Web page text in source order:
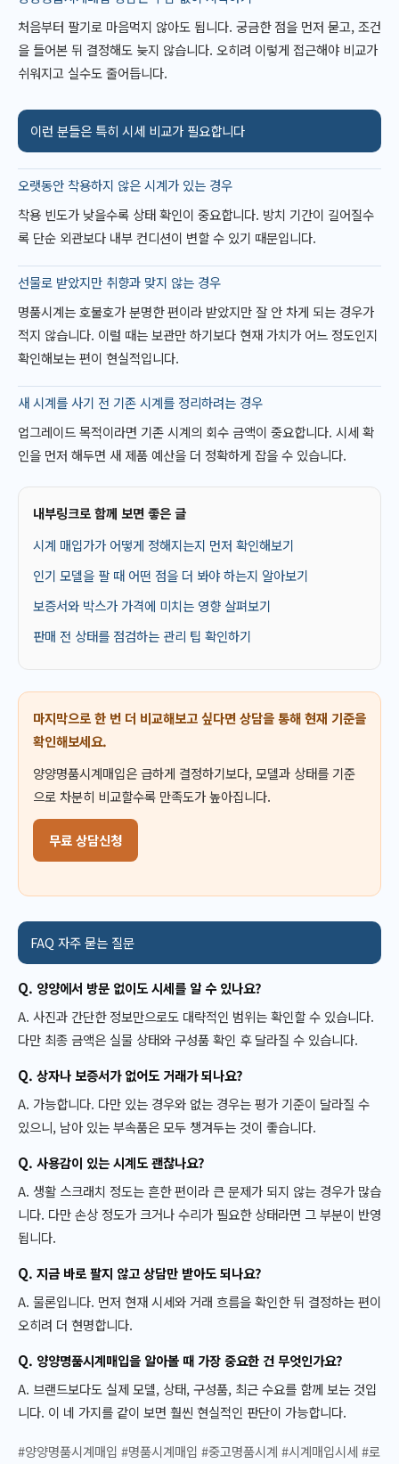
처음부터 팔기로 마음먹지 않아도 됩니다. 궁금한 점을 먼저 묻고, 조건
을 들어본 뒤 결정해도 늦지 않습니다. 오히려 이렇게 접근해야 비교가
쉬워지고 실수도 줄어듭니다.
이런 분들은 특히 시세 비교가 필요합니다
오랫동안 착용하지 않은 시계가 있는 경우
착용 빈도가 낮을수록 상태 확인이 중요합니다. 방치 기간이 길어질수
록 단순 외관보다 내부 컨디션이 변할 수 있기 때문입니다.
선물로 받았지만 취향과 맞지 않는 경우
명품시계는 호불호가 분명한 편이라 받았지만 잘 안 차게 되는 경우가
적지 않습니다. 이럴 때는 보관만 하기보다 현재 가치가 어느 정도인지
확인해보는 편이 현실적입니다.
새 시계를 사기 전 기존 시계를 정리하려는 경우
업그레이드 목적이라면 기존 시계의 회수 금액이 중요합니다. 시세 확
인을 먼저 해두면 새 제품 예산을 더 정확하게 잡을 수 있습니다.
내부링크로 함께 보면 좋은 글
시계 매입가가 어떻게 정해지는지 먼저 확인해보기
인기 모델을 팔 때 어떤 점을 더 봐야 하는지 알아보기
보증서와 박스가 가격에 미치는 영향 살펴보기
판매 전 상태를 점검하는 관리 팁 확인하기
마지막으로 한 번 더 비교해보고 싶다면 상담을 통해 현재 기준을
확인해보세요.
양양명품시계매입은 급하게 결정하기보다, 모델과 상태를 기준
으로 차분히 비교할수록 만족도가 높아집니다.
무료 상담신청
FAQ 자주 묻는 질문
Q. 양양에서 방문 없이도 시세를 알 수 있나요?
A. 사진과 간단한 정보만으로도 대략적인 범위는 확인할 수 있습니다.
다만 최종 금액은 실물 상태와 구성품 확인 후 달라질 수 있습니다.
Q. 상자나 보증서가 없어도 거래가 되나요?
A. 가능합니다. 다만 있는 경우와 없는 경우는 평가 기준이 달라질 수
있으니, 남아 있는 부속품은 모두 챙겨두는 것이 좋습니다.
Q. 사용감이 있는 시계도 괜찮나요?
A. 생활 스크래치 정도는 흔한 편이라 큰 문제가 되지 않는 경우가 많습
니다. 다만 손상 정도가 크거나 수리가 필요한 상태라면 그 부분이 반영
됩니다.
Q. 지금 바로 팔지 않고 상담만 받아도 되나요?
A. 물론입니다. 먼저 현재 시세와 거래 흐름을 확인한 뒤 결정하는 편이
오히려 더 현명합니다.
Q. 양양명품시계매입을 알아볼 때 가장 중요한 건 무엇인가요?
A. 브랜드보다도 실제 모델, 상태, 구성품, 최근 수요를 함께 보는 것입
니다. 이 네 가지를 같이 보면 훨씬 현실적인 판단이 가능합니다.
#양양명품시계매입 #명품시계매입 #중고명품시계 #시계매입시세 #로